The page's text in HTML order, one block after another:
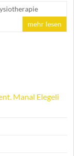
mehr lesen
Manal Elegeli